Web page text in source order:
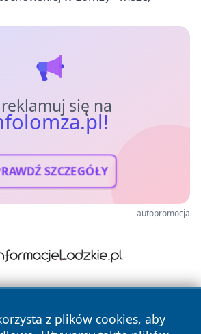
się na
SZCZEGÓŁY
autopromocja
z plików cookies, aby